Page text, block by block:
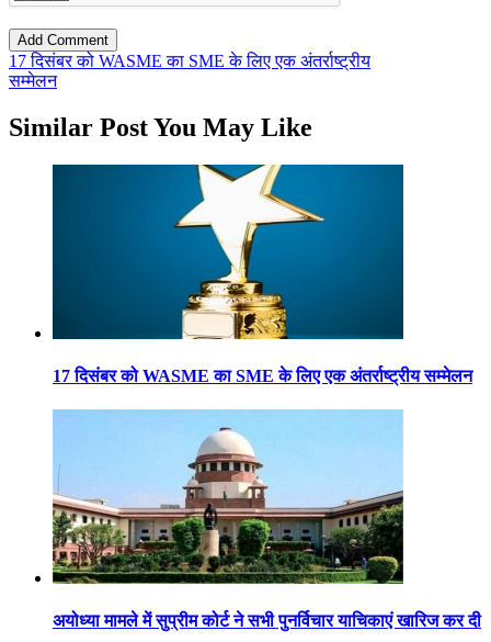
17 दिसंबर को WASME का SME के लिए एक अंतर्राष्ट्रीय
सम्मेलन
Similar Post You May Like
17 दिसंबर को WASME का SME के लिए एक अंतर्राष्ट्रीय सम्मेलन
अयोध्या मामले में सुप्रीम कोर्ट ने सभी पुनर्विचार याचिकाएं खारिज कर दी